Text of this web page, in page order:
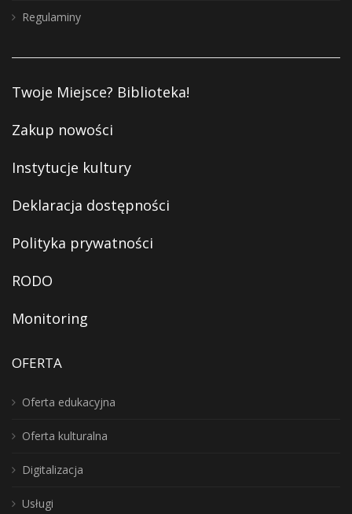
Regulaminy
Twoje Miejsce? Biblioteka!
Zakup nowości
Instytucje kultury
Deklaracja dostępności
Polityka prywatności
RODO
Monitoring
OFERTA
Oferta edukacyjna
Oferta kulturalna
Digitalizacja
Usługi